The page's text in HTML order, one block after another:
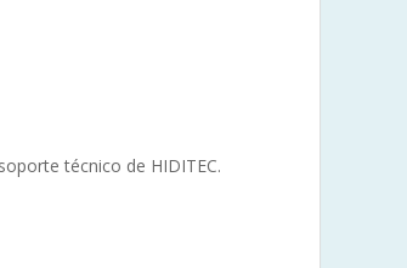
técnico de HIDITEC.